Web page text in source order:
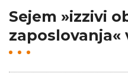
Sejem »izzivi
zaposlovanja«